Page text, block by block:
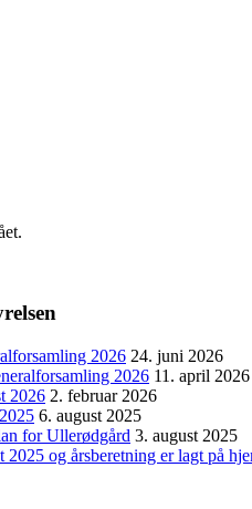
2026 24. juni 2026
2026 11. april 2026
2026 2. februar 2026
6. august 2025
for Ullerødgård 3. august 2025
og årsberetning er lagt på